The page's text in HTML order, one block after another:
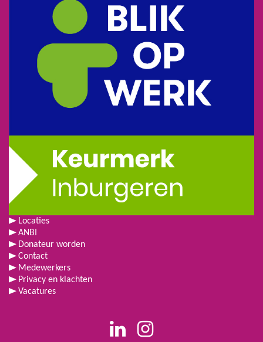
Locaties
ANBI
Donateur worden
Contact
Medewerkers
Privacy en klachten
Vacatures